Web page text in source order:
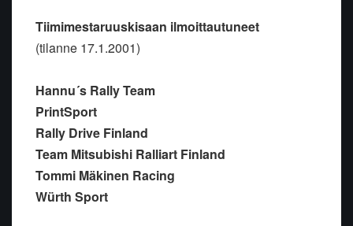
Tiimimestaruuskisaan ilmoittautuneet
(tilanne 17.1.2001)
Hannu´s Rally Team
PrintSport
Rally Drive Finland
Team Mitsubishi Ralliart Finland
Tommi Mäkinen Racing
Würth Sport